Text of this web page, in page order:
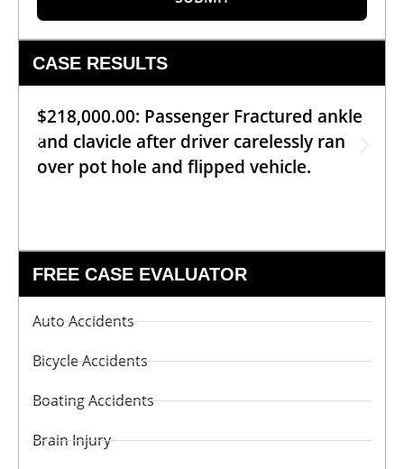
CASE RESULTS
$218,000.00: Passenger Fractured ankle
and clavicle after driver carelessly ran
over pot hole and flipped vehicle.
FREE CASE EVALUATOR
Auto Accidents
Bicycle Accidents
Boating Accidents
Brain Injury